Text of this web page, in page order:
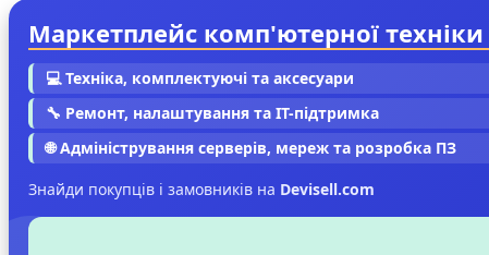
Маркетплейс комп'ютерної техніки
💻 Техніка, комплектуючі та аксесуари
🔧 Ремонт, налаштування та IT-підтримка
🌐 Адміністрування серверів, мереж та розробка ПЗ
Знайди покупців і замовників на Devisell.com